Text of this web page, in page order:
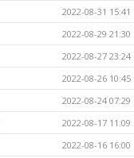
2022-08-31 15:41
2022-08-29 21:30
2022-08-27 23:24
2022-08-26 10:45
2022-08-24 07:29
2022-08-17 11:09
2022-08-16 16:00